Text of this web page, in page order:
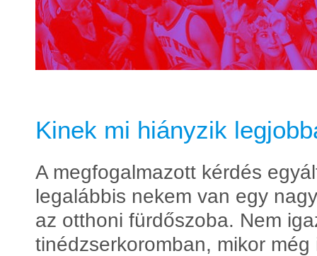
Kinek mi hiányzik
A megfogalmazott kérdés
legalábbis nekem van egy
az otthoni fürdőszoba. Nem
tinédzserkoromban, mikor